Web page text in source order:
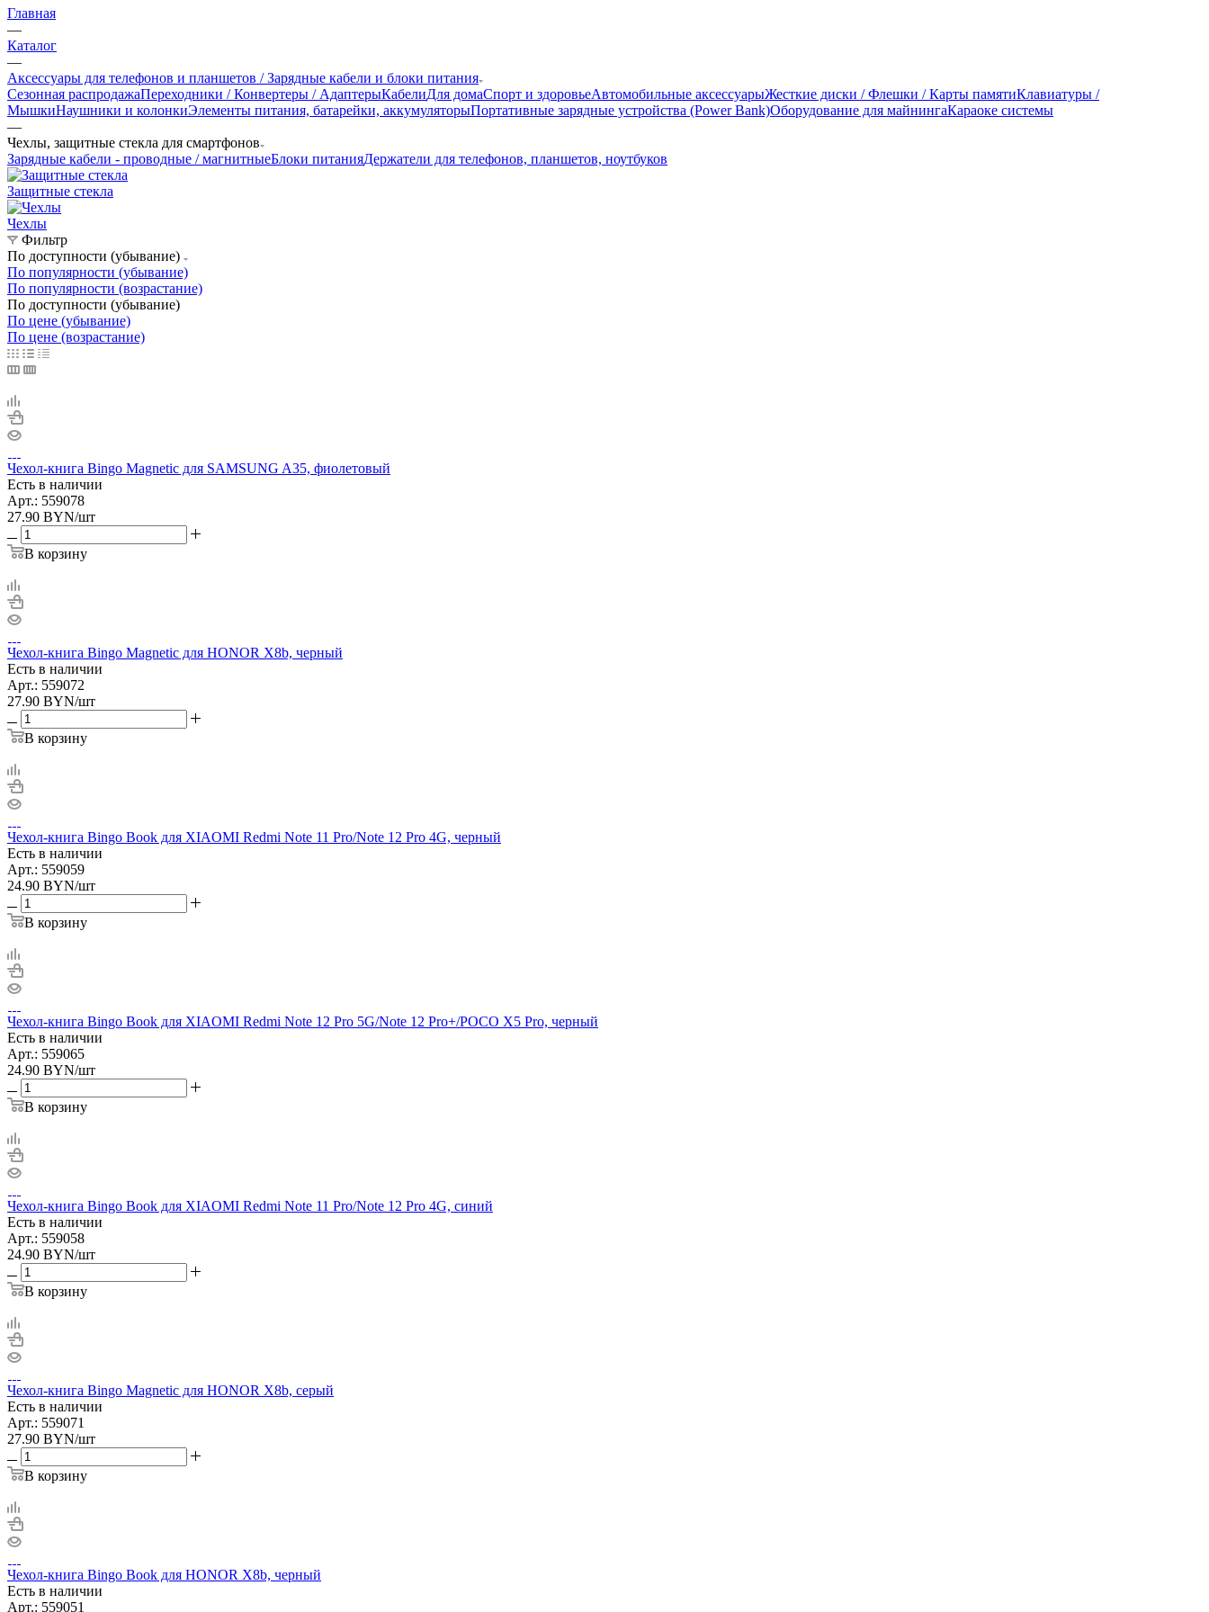
Главная
—
Каталог
—
Аксессуары для телефонов и планшетов / Зарядные кабели и блоки питания
Сезонная распродажаПереходники / Конвертеры / АдаптерыКабелиДля домаСпорт и здоровьеАвтомобильные аксессуарыЖесткие диски / Флешки / Карты памятиКлавиатуры /
МышкиНаушники и колонкиЭлементы питания, батарейки, аккумуляторыПортативные зарядные устройства (Power Bank)Оборудование для майнингаКараоке системы
—
Чехлы, защитные стекла для смартфонов
Зарядные кабели - проводные / магнитныеБлоки питанияДержатели для телефонов, планшетов, ноутбуков
Защитные стекла
Чехлы
Фильтр
По доступности (убывание)
По популярности (убывание)
По популярности (возрастание)
По доступности (убывание)
По цене (убывание)
По цене (возрастание)
Чехол-книга Bingo Magnetic для SAMSUNG A35, фиолетовый
Есть в наличии
Арт.: 559078
27.90 BYN/шт
В корзину
Чехол-книга Bingo Magnetic для HONOR X8b, черный
Есть в наличии
Арт.: 559072
27.90 BYN/шт
В корзину
Чехол-книга Bingo Book для XIAOMI Redmi Note 11 Pro/Note 12 Pro 4G, черный
Есть в наличии
Арт.: 559059
24.90 BYN/шт
В корзину
Чехол-книга Bingo Book для XIAOMI Redmi Note 12 Pro 5G/Note 12 Pro+/POCO X5 Pro, черный
Есть в наличии
Арт.: 559065
24.90 BYN/шт
В корзину
Чехол-книга Bingo Book для XIAOMI Redmi Note 11 Pro/Note 12 Pro 4G, синий
Есть в наличии
Арт.: 559058
24.90 BYN/шт
В корзину
Чехол-книга Bingo Magnetic для HONOR X8b, серый
Есть в наличии
Арт.: 559071
27.90 BYN/шт
В корзину
Чехол-книга Bingo Book для HONOR X8b, черный
Есть в наличии
Арт.: 559051